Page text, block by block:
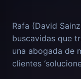
Rafa (David
buscavidas que
una abogada de
clientes